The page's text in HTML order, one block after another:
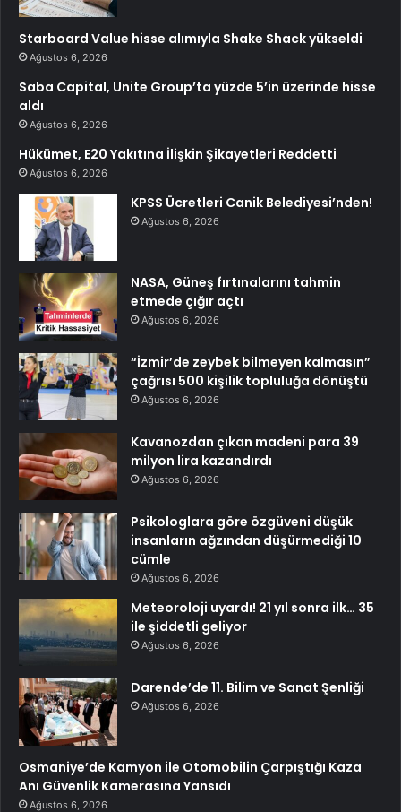
Starboard Value hisse alımıyla Shake Shack yükseldi
Ağustos 6, 2026
Saba Capital, Unite Group’ta yüzde 5’in üzerinde hisse
aldı
Ağustos 6, 2026
Hükümet, E20 Yakıtına İlişkin Şikayetleri Reddetti
Ağustos 6, 2026
KPSS Ücretleri Canik Belediyesi’nden!
Ağustos 6, 2026
NASA, Güneş fırtınalarını tahmin
etmede çığır açtı
Ağustos 6, 2026
“İzmir’de zeybek bilmeyen kalmasın”
çağrısı 500 kişilik topluluğa dönüştü
Ağustos 6, 2026
Kavanozdan çıkan madeni para 39
milyon lira kazandırdı
Ağustos 6, 2026
Psikologlara göre özgüveni düşük
insanların ağzından düşürmediği 10
cümle
Ağustos 6, 2026
Meteoroloji uyardı! 21 yıl sonra ilk… 35
ile şiddetli geliyor
Ağustos 6, 2026
Darende’de 11. Bilim ve Sanat Şenliği
Ağustos 6, 2026
Osmaniye’de Kamyon ile Otomobilin Çarpıştığı Kaza
Anı Güvenlik Kamerasına Yansıdı
Ağustos 6, 2026